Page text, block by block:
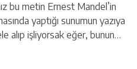
bu metin Ernest Mandel’in
yaptığı sunumun yazıya
alıp işliyorsak eğer, bunun…